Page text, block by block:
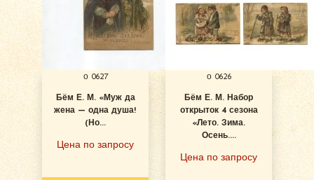
о 0627
Бём Е. М. «Муж да
жена — одна душа!
(Но...
Цена по запросу
о 0626
Бём Е. М. Набор
открыток 4 сезона
«Лето. Зима.
Осень....
Цена по запросу